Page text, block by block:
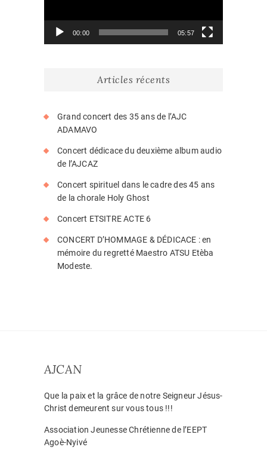
00:00 05:57
Articles récents
Grand concert des 35 ans de l’AJC
ADAMAVO
Concert dédicace du deuxième album audio
de l’AJCAZ
Concert spirituel dans le cadre des 45 ans
de la chorale Holy Ghost
Concert ETSITRE ACTE 6
CONCERT D’HOMMAGE & DÉDICACE : en
mémoire du regretté Maestro ATSU Etèba
Modeste.
AJCAN
Que la paix et la grâce de notre Seigneur Jésus-
Christ demeurent sur vous tous !!!
Association Jeunesse Chrétienne de l’EEPT
Agoè-Nyivé